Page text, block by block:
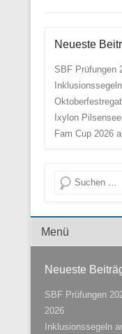
Neueste
SBF Prüfungen
Ixylon
Fam Cup 2026
Suche
Menü der Fußzeile
Neueste
SBF Prüfungen
2026
Inklusionssegeln